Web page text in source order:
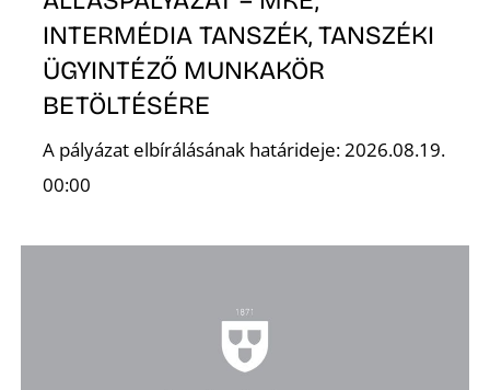
INTERMÉDIA TANSZÉK, TANSZÉKI
ÜGYINTÉZŐ MUNKAKÖR
BETÖLTÉSÉRE
A pályázat elbírálásának határideje: 2026.08.19.
00:00